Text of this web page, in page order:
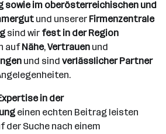
sowie im oberösterreichischen und
und unserer Firmenzentrale
sind wir fest in der Region
aufNähe,Vertrauen und
und sind verlässlicher Partner
in der
einen echten Beitrag leisten
Suche nach einem